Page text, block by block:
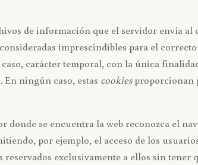
de información que el servidor envía al
imprescindibles para el
carácter temporal, con la única
ningún caso, estas cookies proporcionan
donde se encuentra la web reconozca el
por ejemplo, el acceso de los
exclusivamente a ellos sin tener